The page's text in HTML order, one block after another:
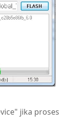
jika proses